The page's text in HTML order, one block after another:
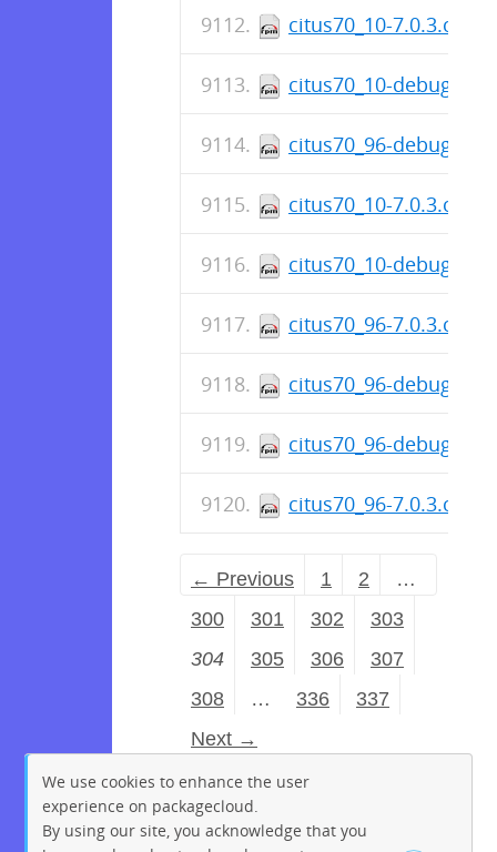
citus70_10-
citus70_10-
citus70_96-
citus70_10-
citus70_10-
citus70_96-
citus70_96-
citus70_96-
citus70_96-
← Previous 1 2
…
300
301 302
303
304
305 306
307
308
… 336
337
Next →
We use cookies to enhance the user
experience on packagecloud.
By using our site, you acknowledge that you